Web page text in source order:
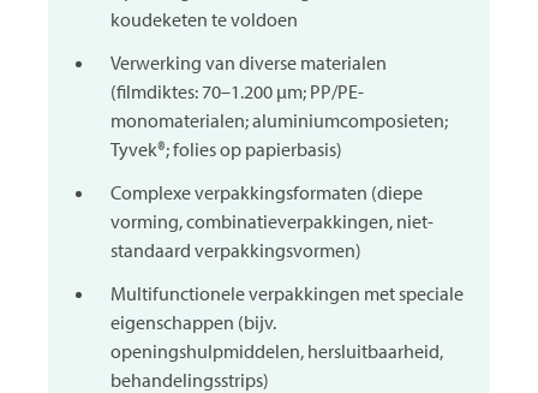
koudeketen te voldoen
Verwerking van diverse materialen
(filmdiktes: 70–1.200 μm; PP/PE-
monomaterialen; aluminiumcomposieten;
Tyvek®; folies op papierbasis)
Complexe verpakkingsformaten (diepe
vorming, combinatieverpakkingen, niet-
standaard verpakkingsvormen)
Multifunctionele verpakkingen met speciale
eigenschappen (bijv.
openingshulpmiddelen, hersluitbaarheid,
behandelingsstrips)